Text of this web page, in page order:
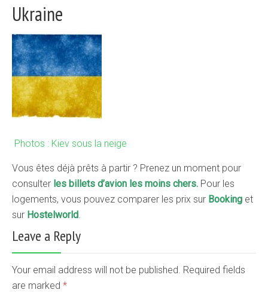
Ukraine
Photos : Kiev sous la neige
Vous êtes déjà prêts à partir ? Prenez un moment pour
consulter les billets d’avion les moins chers. Pour les
logements, vous pouvez comparer les prix sur Booking et
sur Hostelworld.
Leave a Reply
Your email address will not be published. Required fields
are marked *